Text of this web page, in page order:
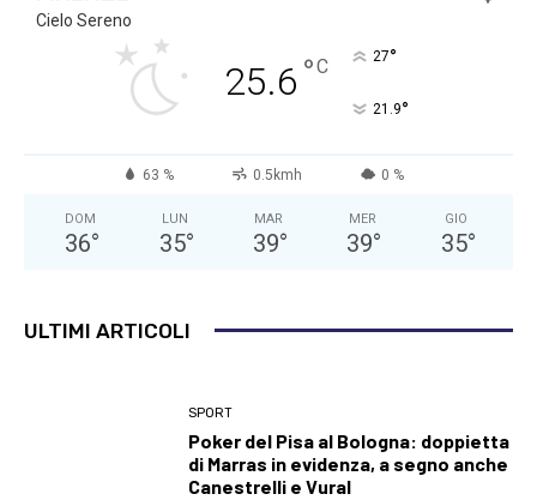
Cielo Sereno
25.6 °C 27°
21.9°
63 % 0.5kmh 0 %
DOM
36°
LUN
35°
MAR
39°
MER
39°
GIO
35°
ULTIMI ARTICOLI
SPORT
Poker del Pisa al Bologna: doppietta
di Marras in evidenza, a segno anche
Canestrelli e Vural